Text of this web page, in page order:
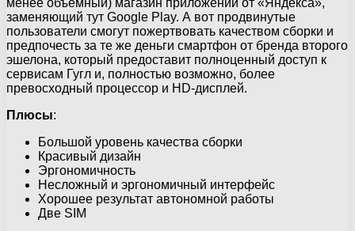
заменяющий тут Google Play. А вот продвинутые
пользователи смогут пожертвовать качеством сборки и
предпочесть за те же деньги смартфон от бренда второго
эшелона, который предоставит полноценный доступ к
сервисам Гугл и, полностью возможно, более
превосходный процессор и HD-дисплей.
Плюсы:
Большой уровень качества сборки
Красивый дизайн
Эргономичность
Несложный и эргономичный интерфейс
Хорошее результат автономной работы
Две SIM